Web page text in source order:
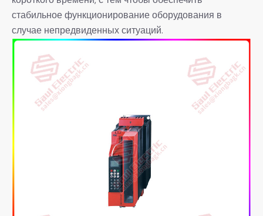
стабильное функционирование оборудования в
случае непредвиденных ситуаций.